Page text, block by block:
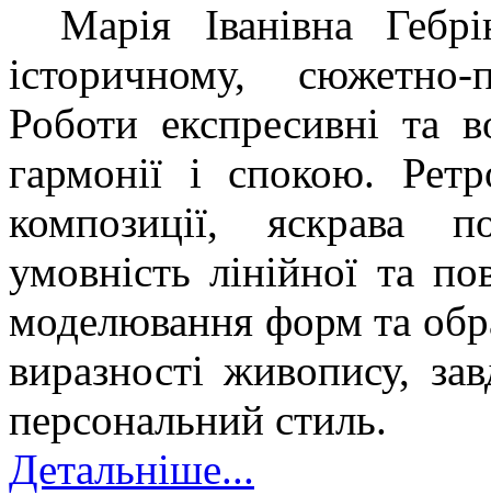
Марія Іванівна
історичному,
Роботи експресивні та
гармонії і спокою.
композиції, яскрава
умовність лінійної та
моделювання форм та
виразності живопису,
персональний стиль.
Детальніше...